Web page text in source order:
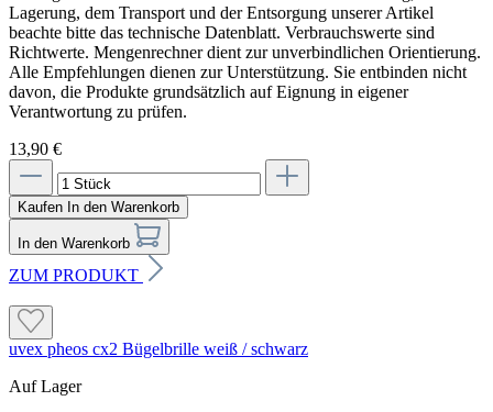
Lagerung, dem Transport und der Entsorgung unserer Artikel
beachte bitte das technische Datenblatt. Verbrauchswerte sind
Richtwerte. Mengenrechner dient zur unverbindlichen Orientierung.
Alle Empfehlungen dienen zur Unterstützung. Sie entbinden nicht
davon, die Produkte grundsätzlich auf Eignung in eigener
Verantwortung zu prüfen.
13,90 €
Kaufen In den Warenkorb
In den Warenkorb
ZUM PRODUKT
uvex pheos cx2 Bügelbrille weiß / schwarz
Auf Lager